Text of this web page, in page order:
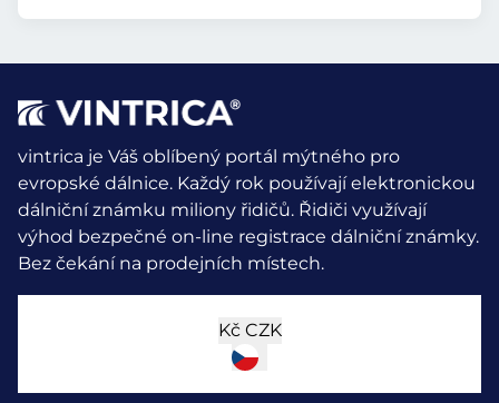
vintrica je Váš oblíbený portál mýtného pro
evropské dálnice. Každý rok používají elektronickou
dálniční známku miliony řidičů. Řidiči využívají
výhod bezpečné on-line registrace dálniční známky.
Bez čekání na prodejních místech.
Kč CZK